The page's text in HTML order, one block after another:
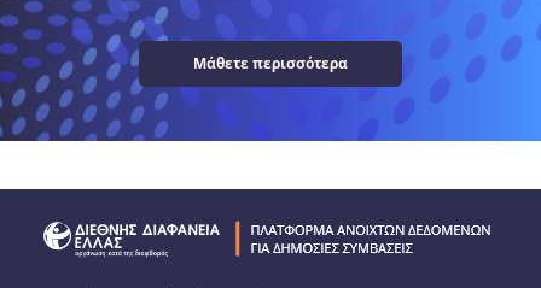
Μάθετε περισσότερα